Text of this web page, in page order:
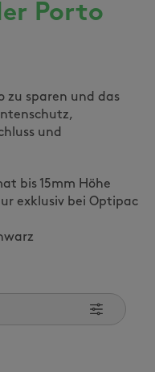
Porto
zu sparen und das
und
bis 15mm Höhe
exklusiv bei Optipac